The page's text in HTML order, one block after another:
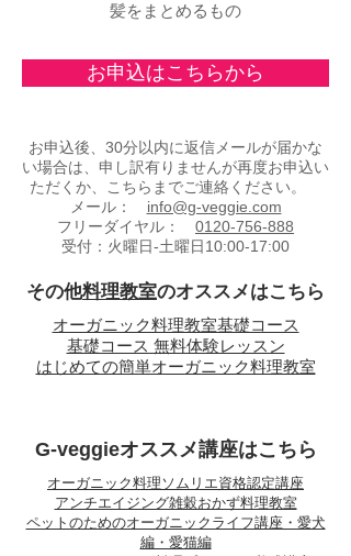
髪をまとめるもの
お申込はこちらから
お申込後、30分以内に返信メールが届かな
い場合は、申し訳有りませんが再度お申込い
ただくか、こちらまでご連絡ください。
メール： info@g-veggie.com
フリーダイヤル： 0120-756-888
受付：火曜日-土曜日10:00-17:00
​その他料理教室のオススメはこちら
​オーガニック料理教室基礎コース
基礎コース 無料体験レッスン
はじめての簡単オーガニック料理教室
​G-veggieオススメ講座はこちら
オーガニック料理ソムリエ資格認定講座
アンチエイジング雑穀おかず料理教室
ペットのためのオーガニックライフ講座・愛犬
編・愛猫編